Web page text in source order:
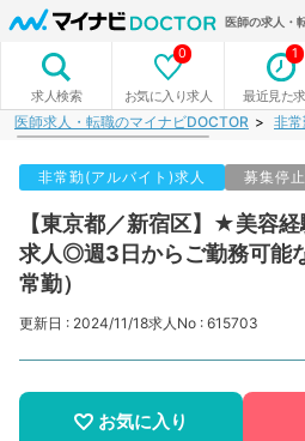
医師の求人・
求人検索 お気に入り求人
0
最近見た
1
医師求人・転職のマイナビDOCTOR 非
非常勤(アルバイト)求人 募集停止
【東京都／新宿区】★美容
求人◎週3日からご勤務可能
常勤）
更新日 : 2024/11/18求人No : 615703
お気に入り